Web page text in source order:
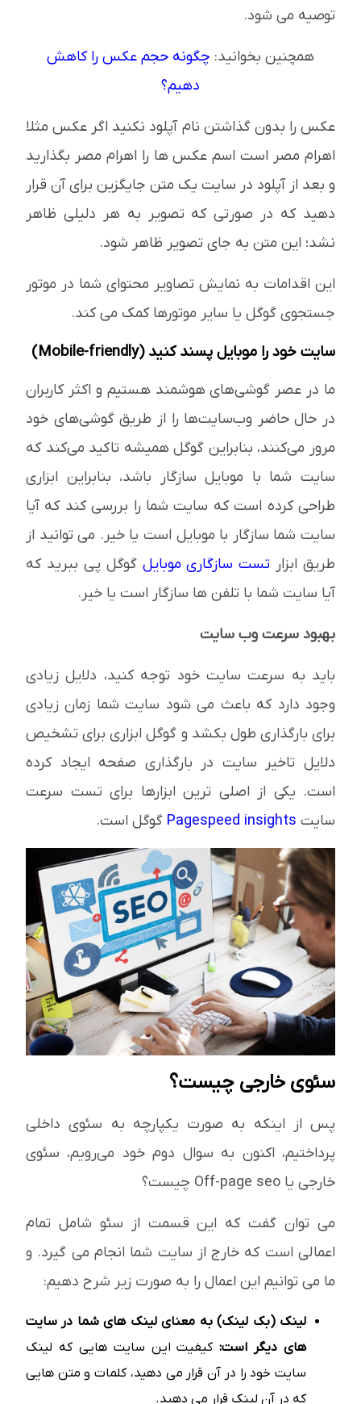
توصیه می شود.
همچنین بخوانید: چگونه حجم عکس را کاهش
دهیم؟
عکس را بدون گذاشتن نام آپلود نکنید اگر عکس مثلا
اهرام مصر است اسم عکس ها را اهرام مصر بگذارید
و بعد از آپلود در سایت یک متن جایگزین برای آن قرار
دهید که در صورتی که تصویر به هر دلیلی ظاهر
نشد؛ این متن به جای تصویر ظاهر شود.
این اقدامات به نمایش تصاویر محتوای شما در موتور
جستجوی گوگل یا سایر موتورها کمک می کند.
سایت خود را موبایل پسند کنید (Mobile-friendly)
ما در عصر گوشی‌های هوشمند هستیم و اکثر کاربران
در حال حاضر وب‌سایت‌ها را از طریق گوشی‌های خود
مرور می‌کنند، بنابراین گوگل همیشه تاکید می‌کند که
سایت شما با موبایل سازگار باشد، بنابراین ابزاری
طراحی کرده است که سایت شما را بررسی کند که آیا
سایت شما سازگار با موبایل است یا خیر. می توانید از
طریق ابزار تست سازگاری موبایل گوگل پی ببرید که
آیا سایت شما با تلفن ها سازگار است یا خیر.
بهبود سرعت وب سایت
باید به سرعت سایت خود توجه کنید، دلایل زیادی
وجود دارد که باعث می شود سایت شما زمان زیادی
برای بارگذاری طول بکشد و گوگل ابزاری برای تشخیص
دلایل تاخیر سایت در بارگذاری صفحه ایجاد کرده
است. یکی از اصلی ترین ابزارها برای تست سرعت
سایت Pagespeed insights گوگل است.
سئوی خارجی چیست؟
پس از اینکه به صورت یکپارچه به سئوی داخلی
پرداختیم، اکنون به سوال دوم خود می‌رویم، سئوی
خارجی یا Off-page seo چیست؟
می توان گفت که این قسمت از سئو شامل تمام
اعمالی است که خارج از سایت شما انجام می گیرد. و
ما می توانیم این اعمال را به صورت زیر شرح دهیم:
لینک (بک لینک) به معنای لینک های شما در سایت
های دیگر است:کیفیت این سایت هایی که لینک
سایت خود را در آن قرار می دهید، کلمات و متن هایی
که در آن لینک قرار می دهید.